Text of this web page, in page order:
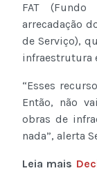
FAT
arrecadação
de Serviço),
infraestrutura
“Esses
Então, não
obras de
nada”, alerta
Leia mais